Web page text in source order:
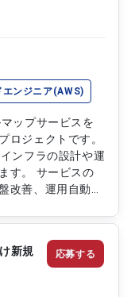
で一連の開発対応
務機能の設計およ
ューや技術課題
エンジニア(AWS)
ップサービスを
ロジェクトです。
ンフラの設計や運
す。 サービスの
改善、運用自動化
的な車載サービス
きます。 【作
ウドインフラの
フローなど安定
基盤の構成管理
新規
応募する